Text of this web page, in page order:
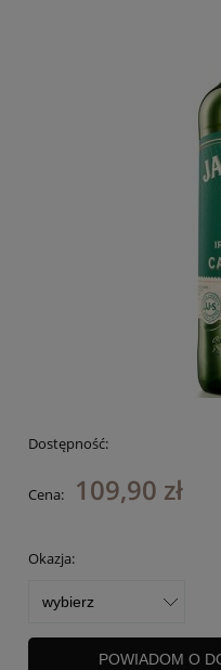
Dostępność:
Cena: 109,90 zł
Okazja:
POWIADOM O